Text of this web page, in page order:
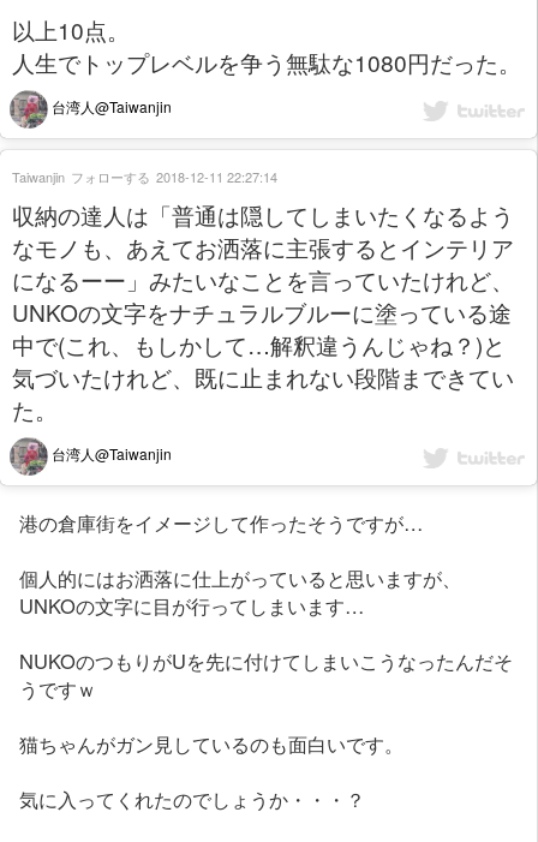
以上10点。
人生でトップレベルを争う無駄な1080円だった。
台湾人@Taiwanjin
収納の達人は「普通は隠してしまいたくなるよう
なモノも、あえてお洒落に主張するとインテリア
になるーー」みたいなことを言っていたけれど、
UNKOの文字をナチュラルブルーに塗っている途
中で(これ、もしかして…解釈違うんじゃね？)と
気づいたけれど、既に止まれない段階まできてい
た。
台湾人@Taiwanjin
Taiwanjin フォローする 2018-12-11 22:27:14
港の倉庫街をイメージして作ったそうですが…
個人的にはお洒落に仕上がっていると思いますが、
UNKOの文字に目が行ってしまいます…
NUKOのつもりがUを先に付けてしまいこうなったんだそ
うですｗ
猫ちゃんがガン見しているのも面白いです。
気に入ってくれたのでしょうか・・・？